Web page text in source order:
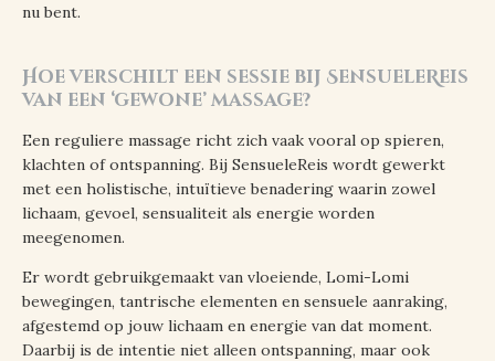
nu bent.
Hoe verschilt een sessie bij SensueleReis
van een ‘gewone’ massage?
Een reguliere massage richt zich vaak vooral op spieren,
klachten of ontspanning. Bij SensueleReis wordt gewerkt
met een holistische, intuïtieve benadering waarin zowel
lichaam, gevoel, sensualiteit als energie worden
meegenomen.
Er wordt gebruikgemaakt van vloeiende, Lomi-Lomi
bewegingen, tantrische elementen en sensuele aanraking,
afgestemd op jouw lichaam en energie van dat moment.
Daarbij is de intentie niet alleen ontspanning, maar ook